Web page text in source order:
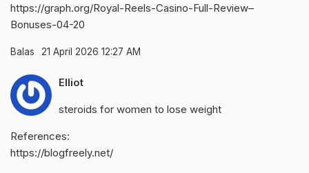
https://graph.org/Royal-Reels-Casino-Full-Review–
Bonuses-04-20
Balas 21 April 2026 12:27 AM
Elliot
steroids for women to lose weight
References:
https://blogfreely.net/